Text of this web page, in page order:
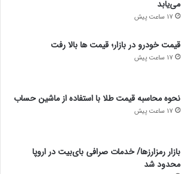
می‌یابد
17 ساعت پیش
قیمت خودرو در بازار؛ قیمت ها بالا رفت
17 ساعت پیش
نحوه محاسبه قیمت طلا با استفاده از ماشین حساب
17 ساعت پیش
بازار رمزارزها/ خدمات صرافی بای‌بیت در اروپا
محدود شد